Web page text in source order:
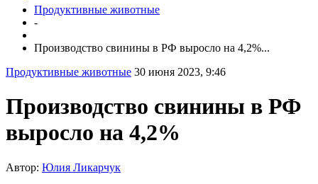
Продуктивные животные
-
Производство свинины в РФ выросло на 4,2%...
Продуктивные животные 30 июня 2023, 9:46
Производство свинины в РФ
выросло на 4,2%
Автор: Юлия Ликарчук